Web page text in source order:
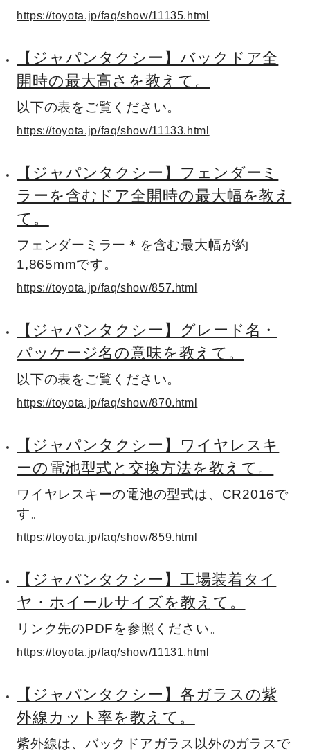
https://toyota.jp/faq/show/11135.html
【ジャパンタクシー】バックドア全
開時の最大高さを教えて。
以下の表をご覧ください。
https://toyota.jp/faq/show/11133.html
【ジャパンタクシー】フェンダーミ
ラーを含むドア全開時の最大幅を教え
て。
フェンダーミラー＊を含む最大幅が約
1,865mmです。
https://toyota.jp/faq/show/857.html
【ジャパンタクシー】グレード名・
パッケージ名の意味を教えて。
以下の表をご覧ください。
https://toyota.jp/faq/show/870.html
【ジャパンタクシー】ワイヤレスキ
ーの電池型式と交換方法を教えて。
ワイヤレスキーの電池の型式は、CR2016で
す。
https://toyota.jp/faq/show/859.html
【ジャパンタクシー】工場装着タイ
ヤ・ホイールサイズを教えて。
リンク先のPDFを参照ください。
https://toyota.jp/faq/show/11131.html
【ジャパンタクシー】各ガラスの紫
外線カット率を教えて。
紫外線は、バックドアガラス以外のガラスで